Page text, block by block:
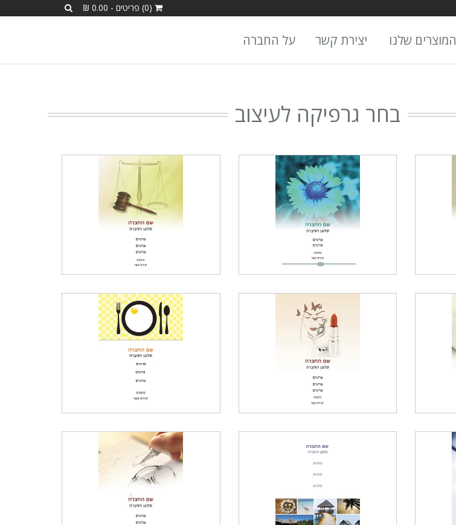
(0) פריטים - 0.00 ₪
המוצרים שלנו יצירת קשר על החברה
בחר גרפיקה לעיצוב